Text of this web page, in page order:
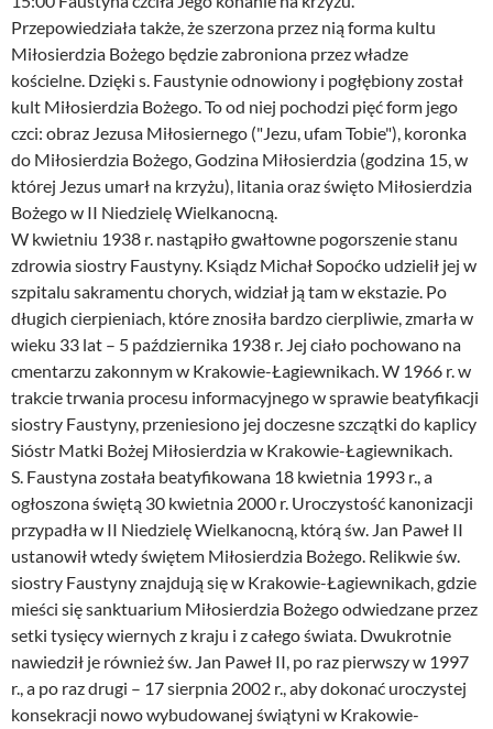
Przepowiedziała także, że szerzona przez nią forma kultu
Miłosierdzia Bożego będzie zabroniona przez władze
kościelne. Dzięki s. Faustynie odnowiony i pogłębiony został
kult Miłosierdzia Bożego. To od niej pochodzi pięć form jego
czci: obraz Jezusa Miłosiernego ("Jezu, ufam Tobie"), koronka
do Miłosierdzia Bożego, Godzina Miłosierdzia (godzina 15, w
której Jezus umarł na krzyżu), litania oraz święto Miłosierdzia
Bożego w II Niedzielę Wielkanocną.
W kwietniu 1938 r. nastąpiło gwałtowne pogorszenie stanu
zdrowia siostry Faustyny. Ksiądz Michał Sopoćko udzielił jej w
szpitalu sakramentu chorych, widział ją tam w ekstazie. Po
długich cierpieniach, które znosiła bardzo cierpliwie, zmarła w
wieku 33 lat – 5 października 1938 r. Jej ciało pochowano na
cmentarzu zakonnym w Krakowie-Łagiewnikach. W 1966 r. w
trakcie trwania procesu informacyjnego w sprawie beatyfikacji
siostry Faustyny, przeniesiono jej doczesne szczątki do kaplicy
Sióstr Matki Bożej Miłosierdzia w Krakowie-Łagiewnikach.
S. Faustyna została beatyfikowana 18 kwietnia 1993 r., a
ogłoszona świętą 30 kwietnia 2000 r. Uroczystość kanonizacji
przypadła w II Niedzielę Wielkanocną, którą św. Jan Paweł II
ustanowił wtedy świętem Miłosierdzia Bożego. Relikwie św.
siostry Faustyny znajdują się w Krakowie-Łagiewnikach, gdzie
mieści się sanktuarium Miłosierdzia Bożego odwiedzane przez
setki tysięcy wiernych z kraju i z całego świata. Dwukrotnie
nawiedził je również św. Jan Paweł II, po raz pierwszy w 1997
r., a po raz drugi – 17 sierpnia 2002 r., aby dokonać uroczystej
konsekracji nowo wybudowanej świątyni w Krakowie-